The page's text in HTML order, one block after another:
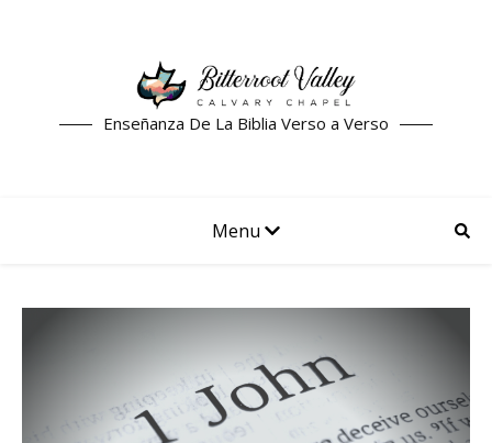
Enseñanza De La Biblia Verso a Verso
Menu